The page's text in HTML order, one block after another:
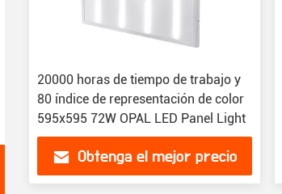
20000 horas de tiempo de trabajo y
80 índice de representación de color
595x595 72W OPAL LED Panel Light
Obtenga el mejor precio